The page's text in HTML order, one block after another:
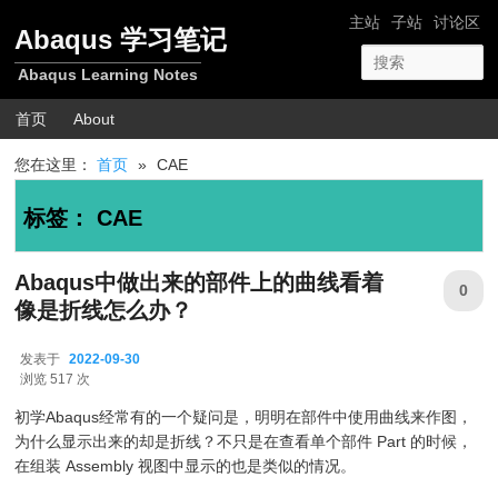
网站导航
主站 子站 讨论区
Abaqus 学习笔记
Abaqus Learning Notes
主菜单
首页 About
您在这里：首页 » CAE
标签：CAE
Abaqus中做出来的部件上的曲线看着
像是折线怎么办？
发表于 2022-09-30
浏览 517 次
0
初学Abaqus经常有的一个疑问是，明明在部件中使用曲线来作图，
为什么显示出来的却是折线？不只是在查看单个部件 Part 的时候，
在组装 Assembly 视图中显示的也是类似的情况。